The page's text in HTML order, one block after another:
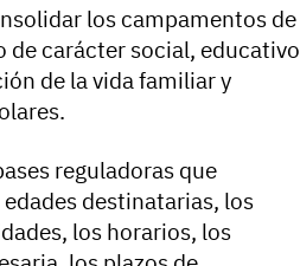
los campamentos de
carácter social, educativo
de la vida familiar y
reguladoras que
destinatarias, los
los horarios, los